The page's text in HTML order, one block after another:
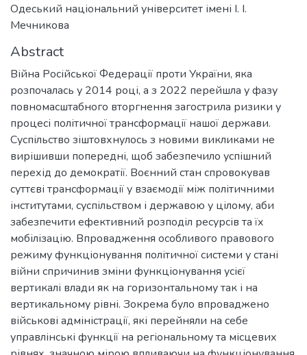
Одеський національний університет імені І. І.
Мечникова
Abstract
Війна Російської Федерації проти України, яка
розпочалась у 2014 році, а з 2022 перейшла у фазу
повномасштабного вторгнення загострила ризики у
процесі політичної трансформації нашої держави.
Суспільство зіштовхнулось з новими викликами не
вирішивши попередні, щоб забезпечило успішний
перехід до демократії. Воєнний стан спровокував
суттєві трансформації у взаємодії між політичними
інститутами, суспільством і державою у цілому, аби
забезпечити ефективний розподіл ресурсів та їх
мобілізацію. Впровадження особливого правового
режиму функціонування політичної системи у стані
війни спричинив зміни функціонування усієї
вертикалі влади як на горизонтальному так і на
вертикальному рівні. Зокрема було впроваджено
військові адміністрації, які перейняли на себе
управлінські функції на регіональному та місцевих